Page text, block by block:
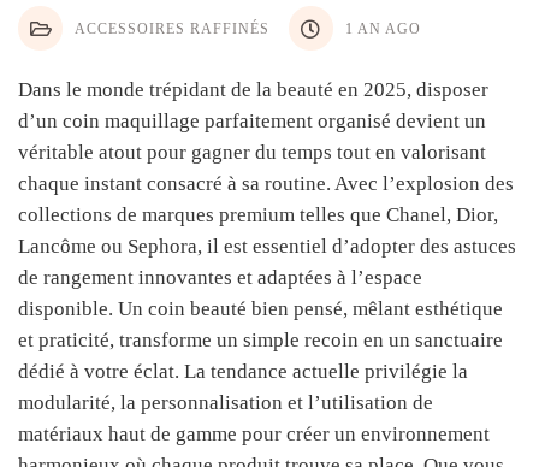
ACCESSOIRES RAFFINÉS 1 AN AGO
Dans le monde trépidant de la beauté en 2025, disposer
d’un coin maquillage parfaitement organisé devient un
véritable atout pour gagner du temps tout en valorisant
chaque instant consacré à sa routine. Avec l’explosion des
collections de marques premium telles que Chanel, Dior,
Lancôme ou Sephora, il est essentiel d’adopter des astuces
de rangement innovantes et adaptées à l’espace
disponible. Un coin beauté bien pensé, mêlant esthétique
et praticité, transforme un simple recoin en un sanctuaire
dédié à votre éclat. La tendance actuelle privilégie la
modularité, la personnalisation et l’utilisation de
matériaux haut de gamme pour créer un environnement